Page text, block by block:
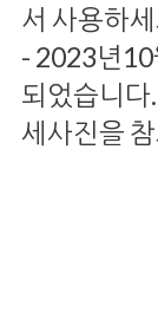
서 사용하
- 2023년
되었습니다
세사진을